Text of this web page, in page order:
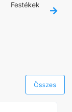
Festékek
Összes